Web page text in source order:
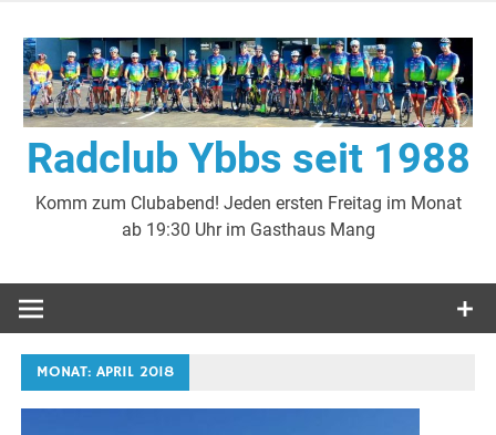
Inhalt
springen
Radclub Ybbs seit 1988
Komm zum Clubabend! Jeden ersten Freitag im Monat
ab 19:30 Uhr im Gasthaus Mang
MONAT:APRIL 2018